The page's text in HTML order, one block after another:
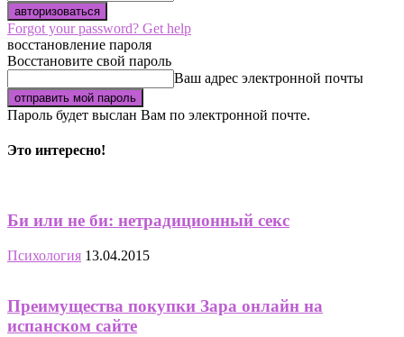
Forgot your password? Get help
восстановление пароля
Восстановите свой пароль
Ваш адрес электронной почты
Пароль будет выслан Вам по электронной почте.
Это интересно!
Би или не би: нетрадиционный секс
Психология 13.04.2015
Преимущества покупки Зара онлайн на
испанском сайте